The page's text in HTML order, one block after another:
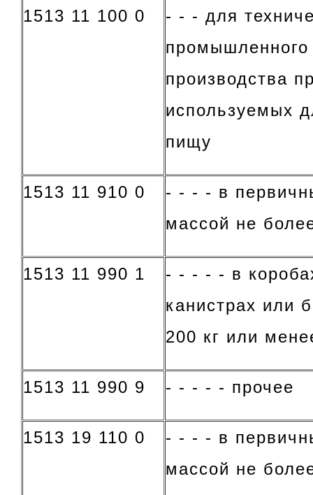
1513 11 100 0
- - - для
производства
используемых
пищу
1513 11 910 0
- - - - в
массой не
1513 11 990 1
- - - - - в
канистрах или
200 кг или
1513 11 990 9 - - - - - прочее
1513 19 110 0
- - - - в
массой не